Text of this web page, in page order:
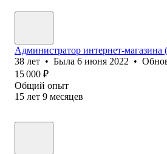
Администратор интернет-магазина
38 лет • Была 6 июня 2022 •
15 000 ₽
Общий опыт
15 лет 9 месяцев